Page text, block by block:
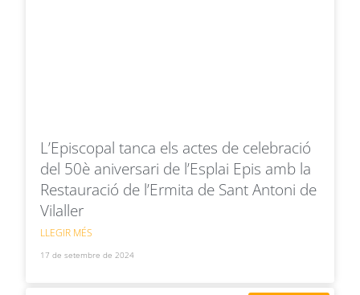
L’Episcopal tanca els actes de celebració
del 50è aniversari de l’Esplai Epis amb la
Restauració de l’Ermita de Sant Antoni de
Vilaller
LLEGIR MÉS
17 de setembre de 2024